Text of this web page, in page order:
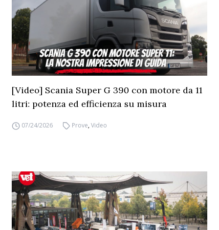
[Video] Scania Super G 390 con motore da 11
litri: potenza ed efficienza su misura
07/24/2026 Prove,Video